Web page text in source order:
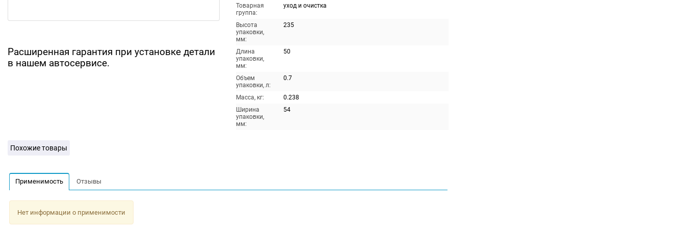
Расширенная гарантия при установке детали
в нашем автосервисе.
Товарная
группа:
уход и очистка
Высота
упаковки,
мм:
235
Длина
упаковки,
мм:
50
Объем
упаковки, л:
0.7
Масса, кг:
0.238
Ширина
упаковки,
мм:
54
Похожие товары
Применимость Отзывы
Нет информации о применимости